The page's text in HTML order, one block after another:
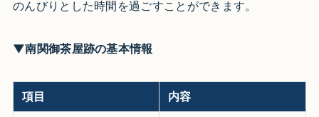
のんびりとした時間を過ごすことができます。
▼南関御茶屋跡の基本情報
項目 内容